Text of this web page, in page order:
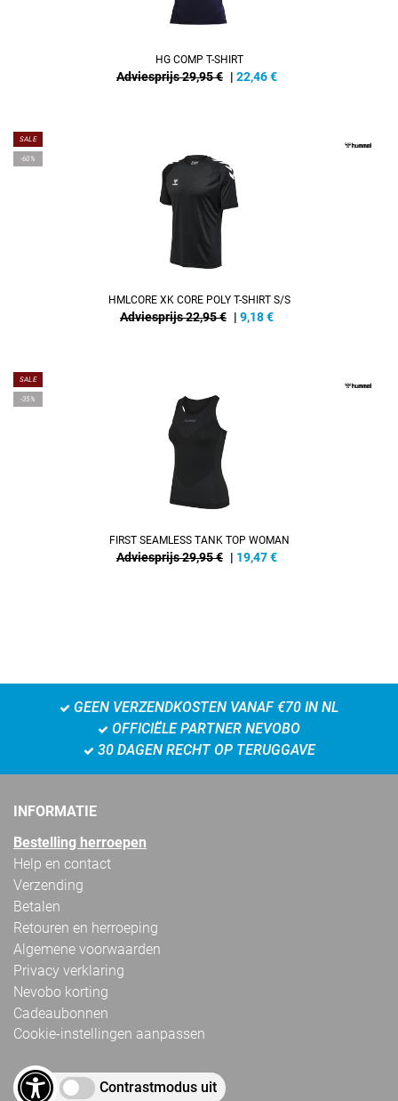
HG COMP T-SHIRT
Adviesprijs 29,95 € | 22,46€
SALE
-60%
HMLCORE XK CORE POLY T-SHIRT S/S
Adviesprijs 22,95 € | 9,18€
SALE
-35%
FIRST SEAMLESS TANK TOP WOMAN
Adviesprijs 29,95 € | 19,47€
GEEN VERZENDKOSTEN VANAF €70 IN NL
OFFICIËLE PARTNER NEVOBO
30 DAGEN RECHT OP TERUGGAVE
INFORMATIE
Bestelling herroepen
Help en contact
Verzending
Betalen
Retouren en herroeping
Algemene voorwaarden
Privacy verklaring
Nevobo korting
Cadeaubonnen
Cookie-instellingen aanpassen
Contrastmodus uit